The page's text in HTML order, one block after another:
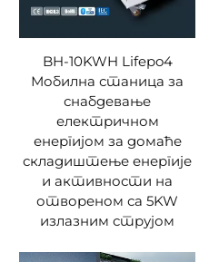
BH-10KWH Lifepo4
Мобилна станица за
снабдевање
електричном
енергијом за домаће
складиштење енергије
и активности на
отвореном са 5KW
излазним струјом